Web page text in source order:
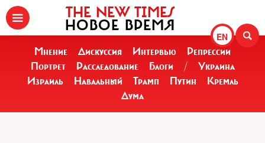
EN
THE NEW TIMES
НОВОЕ ВРЕМЯ
Мнение Дискуссия Интервью
Репрессии
Портрет
Расследование Блоги /
Украина
Израиль
Навальный Трамп Путин
Кремль
Дума